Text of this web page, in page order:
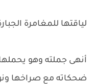
لياقتها للمغامرة
أنهى جملته وهو
ضحكاته مع صراخها